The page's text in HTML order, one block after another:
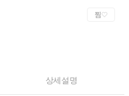
찜
상세설명